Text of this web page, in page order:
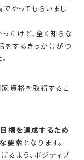
やってもらいまし
たけど、全く知らな
をするきっかけがつ
資格を取得するこ
標を達成するため
要素 となります。
るよう、ポジティブ